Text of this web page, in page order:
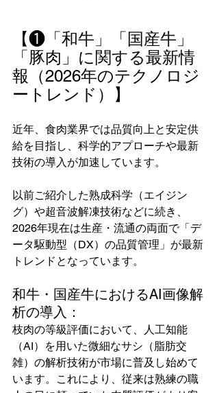
【❶「和牛」「国産牛」
「豚肉」に関する最新情
報（2026年のテクノロジ
ートレンド）】
近年、食肉業界では品質向上と安定供
給を目指し、科学的アプローチや最新
技術の導入が加速しています。
以前ご紹介した熟成科学（エイジン
グ）や超音波解凍技術などに続き、
2026年現在は生産・流通の両面で「デ
ータ駆動型（DX）の品質管理」が最新
トレンドとなっています。
和牛・国産牛におけるAI画像解
析の導入：
枝肉の等級評価において、人工知能
（AI）を用いた微細なサシ（脂肪交
雑）の解析技術が市場に普及し始めて
います。これにより、従来は熟練の職